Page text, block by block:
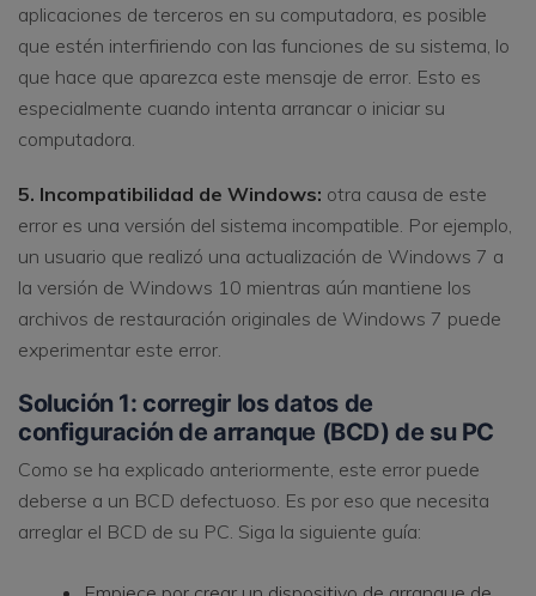
aplicaciones de terceros en su computadora, es posible
que estén interfiriendo con las funciones de su sistema, lo
que hace que aparezca este mensaje de error. Esto es
especialmente cuando intenta arrancar o iniciar su
computadora.
5. Incompatibilidad de Windows: otra causa de este
error es una versión del sistema incompatible. Por ejemplo,
un usuario que realizó una actualización de Windows 7 a
la versión de Windows 10 mientras aún mantiene los
archivos de restauración originales de Windows 7 puede
experimentar este error.
Solución 1: corregir los datos de
configuración de arranque (BCD) de su PC
Como se ha explicado anteriormente, este error puede
deberse a un BCD defectuoso. Es por eso que necesita
arreglar el BCD de su PC. Siga la siguiente guía: